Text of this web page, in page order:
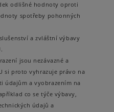
odlišné hodnoty oproti
spotřeby pohonných
a zvláštní výbavy
jsou nezávazné a
si proto vyhrazuje právo na
údajům a vyobrazením na
co se týče výbavy,
údajů a